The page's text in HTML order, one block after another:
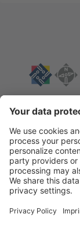
Ton
persolog
07232